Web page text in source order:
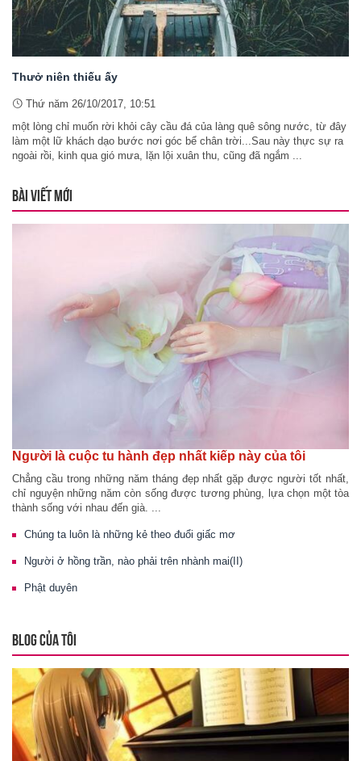
Thưở niên thiếu ấy
Thứ năm 26/10/2017, 10:51
một lòng chỉ muốn rời khỏi cây cầu đá của làng quê sông nước, từ đây
làm một lữ khách dạo bước nơi góc bể chân trời...Sau này thực sự ra
ngoài rồi, kinh qua gió mưa, lặn lội xuân thu, cũng đã ngắm ...
BÀI VIẾT MỚI
Người là cuộc tu hành đẹp nhất kiếp này của tôi
Chẳng cầu trong những năm tháng đẹp nhất gặp được người tốt nhất,
chỉ nguyện những năm còn sống được tương phùng, lựa chọn một tòa
thành sống với nhau đến già. ...
Chúng ta luôn là những kẻ theo đuổi giấc mơ
Người ở hồng trần, nào phải trên nhành mai(II)
Phật duyên
BLOG CỦA TÔI